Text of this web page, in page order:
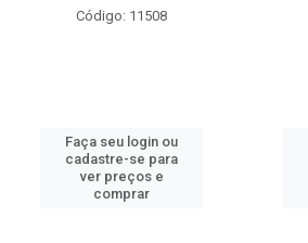
Código: 11508
Faça seu login ou
cadastre-se para
ver preços e
comprar